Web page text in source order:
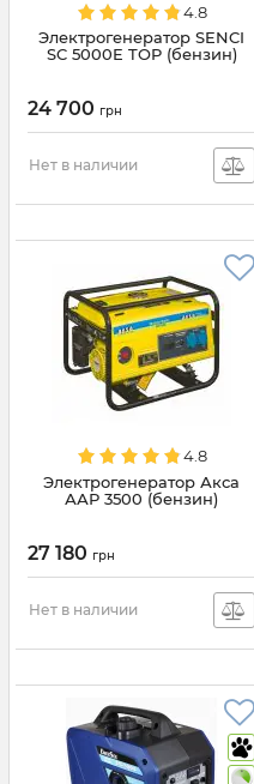
4.8
Электрогенератор SENCI
SC 5000E TOP (бензин)
24 700 грн
Нет в наличии
4.8
Электрогенератор Акса
ААР 3500 (бензин)
27 180 грн
Нет в наличии